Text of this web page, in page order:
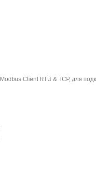
Client RTU & TCP, для